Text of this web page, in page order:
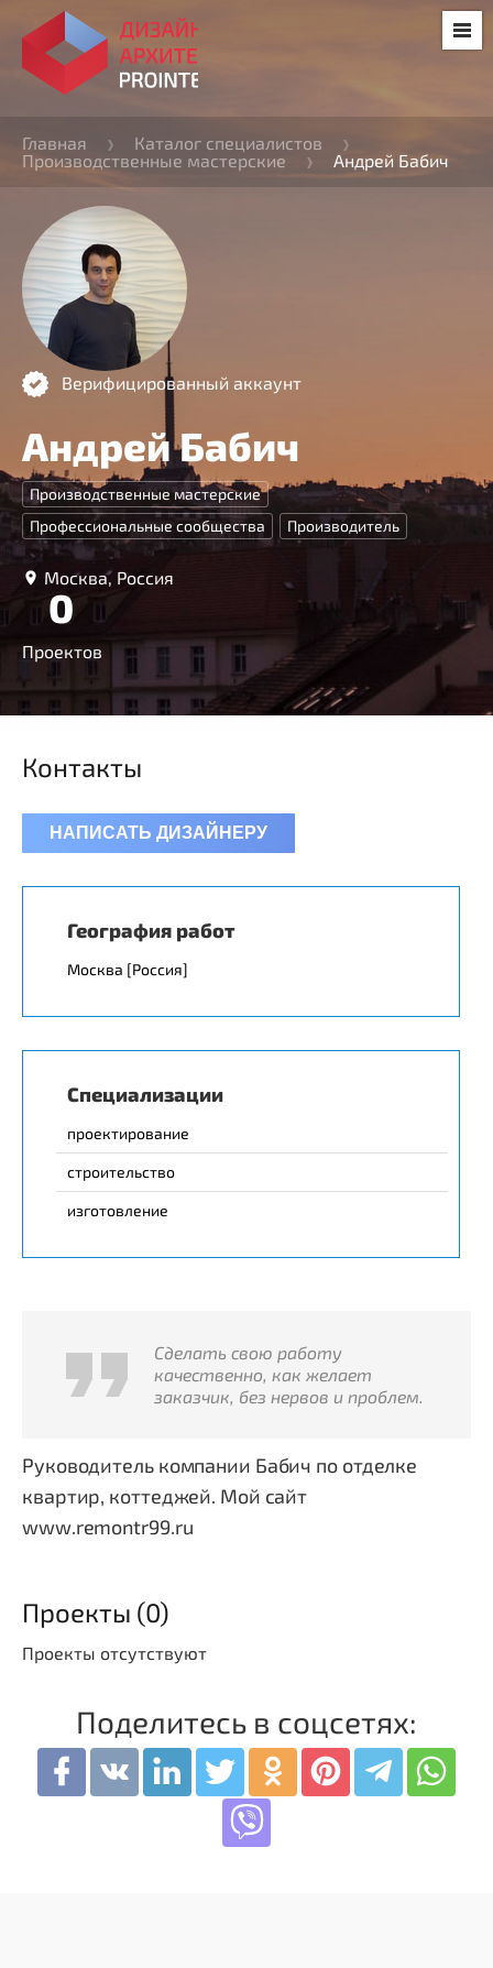
Главная
Каталог специалистов
Производственные мастерские
Андрей Бабич
Верифицированный аккаунт
Андрей Бабич
Производственные мастерские
Профессиональные сообщества
Производитель
Москва, Россия
0
Проектов
Контакты
НАПИСАТЬ ДИЗАЙНЕРУ
География работ
Москва [Россия]
Специализации
проектирование
строительство
изготовление
Сделать свою работу
качественно, как желает
заказчик, без нервов и проблем.
Руководитель компании Бабич по отделке
квартир, коттеджей. Мой сайт
www.remontr99.ru
Проекты (0)
Проекты отсутствуют
Поделитесь в соцсетях: